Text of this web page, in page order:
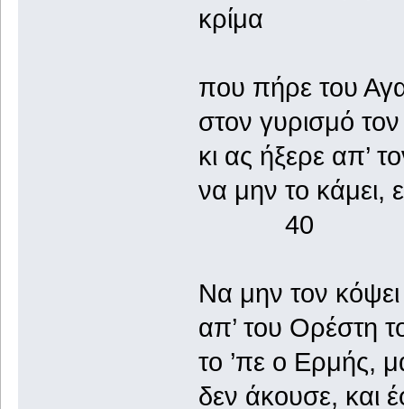
κρίμα
που πήρε του
στον γυρισμό
κι ας ήξερε απ’
να μην το
40
Να μην τον κόψει
απ’ του Ορέστη
το ’πε ο Ερμής,
δεν άκουσε, και